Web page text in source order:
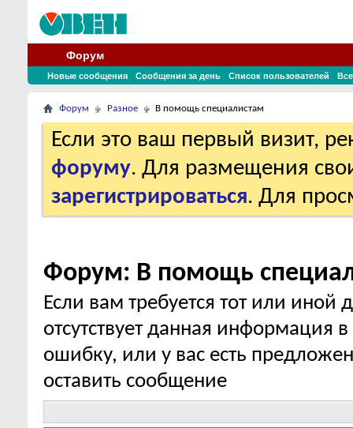
Форум
Новые сообщения Сообщения за день Список пользователей
Форум Разное В помощь специалистам
Если это ваш первый визит,
форуму. Для размещения
зарегистрироваться. Для
Форум: В помощь
Если вам требуется тот или
отсутствует данная
ошибку, или у вас есть
оставить сообщение